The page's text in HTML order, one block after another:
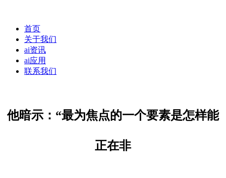
首页
关于我们
ai资讯
ai应用
联系我们
他暗示：“最为焦点的一个要素是怎样能
正在非